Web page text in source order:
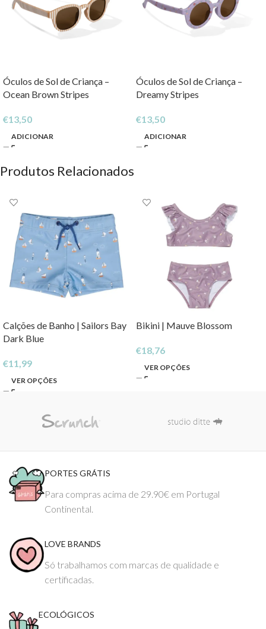
Óculos de Sol de Criança –
Ocean Brown Stripes
€13,50
ADICIONAR
Óculos de Sol de Criança –
Dreamy Stripes
€13,50
ADICIONAR
Produtos Relacionados
Calções de Banho | Sailors Bay
Dark Blue
€11,99
VER OPÇÕES
Bikini | Mauve Blossom
€18,76
VER OPÇÕES
PORTES GRÁTIS
Para compras acima de 29.90€ em Portugal
Continental.
LOVE BRANDS
Só trabalhamos com marcas de qualidade e
certificadas.
ECOLÓGICOS